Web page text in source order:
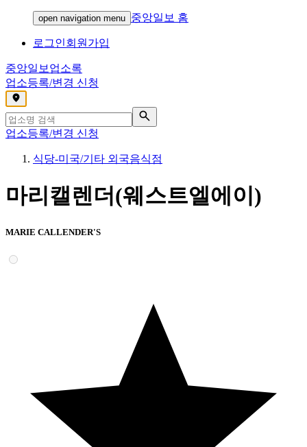
open navigation menu 중앙일보 홈
로그인회원가입
중앙일보 업소록
업소등록/변경 신청
,
업소등록/변경 신청
식당-미국/기타 외국음식점
마리캘렌더(웨스트엘에이)
MARIE CALLENDER'S